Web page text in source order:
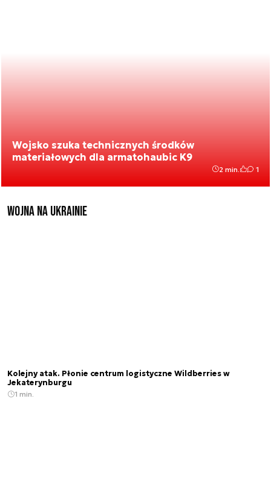
Wojsko szuka technicznych środków
materiałowych dla armatohaubic K9
2 min. 1
Wojna na Ukrainie
Kolejny atak. Płonie centrum logistyczne Wildberries w
Jekaterynburgu
1 min.